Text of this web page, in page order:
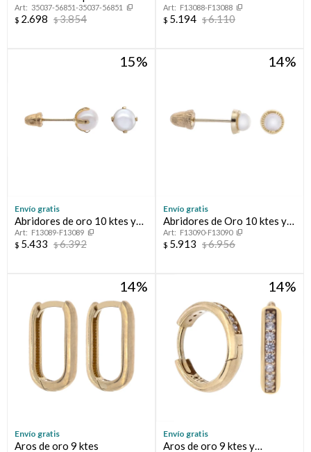
circonias.
35037-56851-35037-56851
$ 2.698 $3.854
ktes y circonia
F13088-F13088
$ 5.194 $6.110
15
Envío gratis
Abridores de oro 10 ktes y
perla de cultivo
F13089-F13089
$ 5.433 $6.392
14
Envío gratis
Abridores de Oro 10 ktes y
perla de cultivo
F13090-F13090
$ 5.913 $6.956
14
Envío gratis
Aros de oro 9 ktes
14
Envío gratis
Aros de oro 9 ktes y